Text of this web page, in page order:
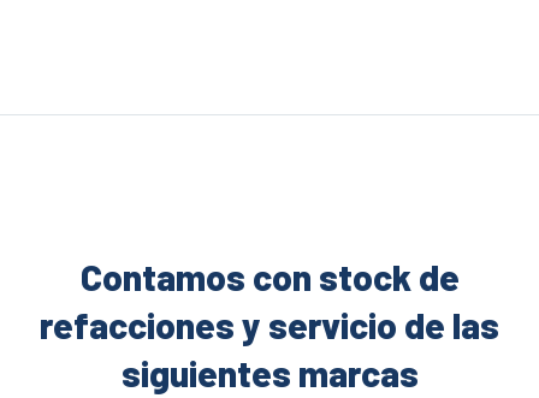
Contamos con stock de
refacciones y servicio de las
siguientes marcas